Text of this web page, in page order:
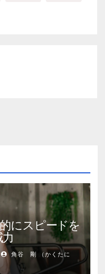
にスピードを
角谷 剛 （かくたに